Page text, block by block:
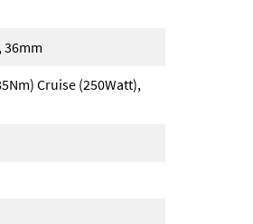
36mm
Cruise (250Watt),